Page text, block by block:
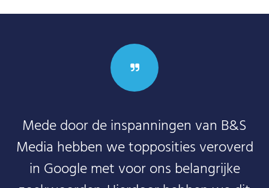
Mede door de inspanningen van B&S
Media hebben we topposities veroverd
in Google met voor ons belangrijke